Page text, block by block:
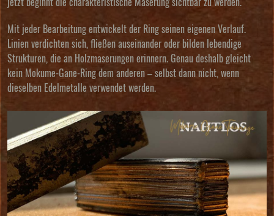
jetzt beginnt die charakteristische Maserung sichtbar zu werden.
Mit jeder Bearbeitung entwickelt der Ring seinen eigenen Verlauf.
Linien verdichten sich, fließen auseinander oder bilden lebendige
Strukturen, die an Holzmaserungen erinnern. Genau deshalb gleicht
kein Mokume-Gane-Ring dem anderen – selbst dann nicht, wenn
dieselben Edelmetalle verwendet werden.